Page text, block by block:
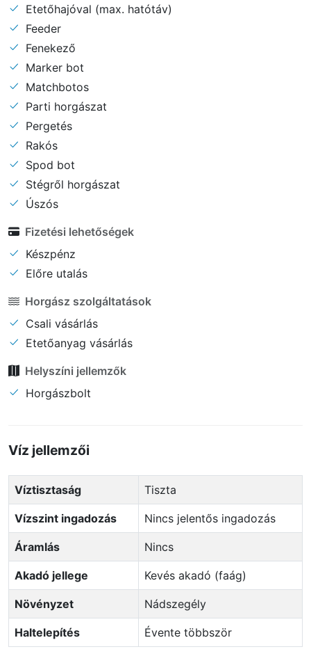
Etetőhajóval (max. hatótáv)
Feeder
Fenekező
Marker bot
Matchbotos
Parti horgászat
Pergetés
Rakós
Spod bot
Stégről horgászat
Úszós
Fizetési lehetőségek
Készpénz
Előre utalás
Horgász szolgáltatások
Csali vásárlás
Etetőanyag vásárlás
Helyszíni jellemzők
Horgászbolt
Víz jellemzői
Víztisztaság Tiszta
Vízszint ingadozás Nincs jelentős ingadozás
Áramlás Nincs
Akadó jellege Kevés akadó (faág)
Növényzet Nádszegély
Haltelepítés Évente többször